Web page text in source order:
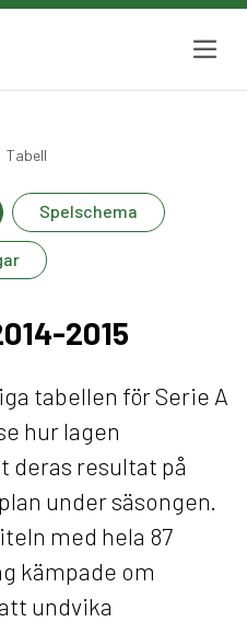
Tabell
Spelschema
2015
tabellen för Serie A
hur lagen
deras resultat på
under säsongen.
med hela 87
kämpade om
undvika